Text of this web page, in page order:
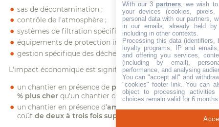
sas de décontamination ;
contrôle de l'atmosphère ;
systèmes de filtration spécifiques ;
équipements de protection individuelle adaptés ;
gestion spécifique des déchets dangereux.
L'impact économique est significatif :
un chantier en présence de plombpeut coûter20 à 30
% plus cher qu'un chantier classique ;
un chantier en présence d'amiante
coûtde deux à trois fois supérieur
With our 3 partners, we wish to
your devices (cookies,
personal data with our partners,
in our emails, already held
including in other contexts.
Processing this data (identifiers,
loyalty programs, IP and
and offering you services,
(including by email),
performance, and analysing
You can "accept all" and
"cookies" footer link. You can
object to processing
choices remain valid for 6